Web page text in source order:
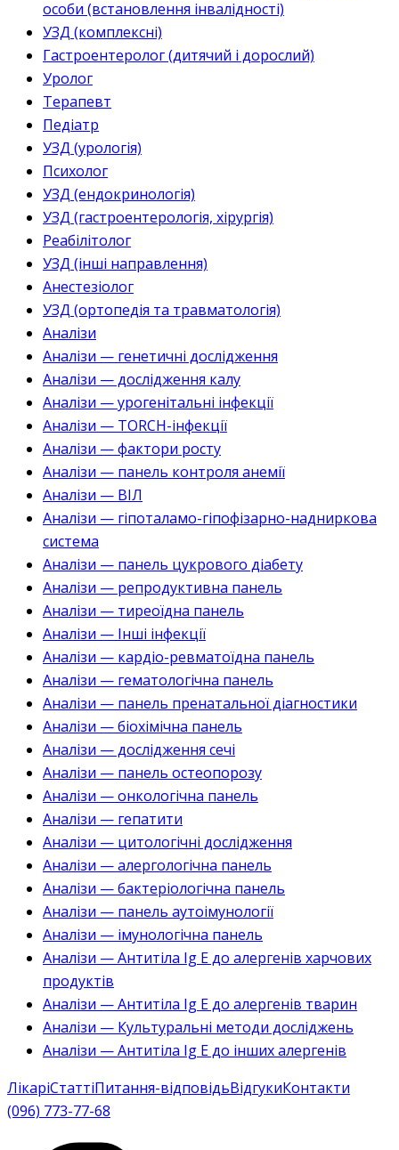
особи (встановлення інвалідності)
УЗД (комплексні)
Гастроентеролог (дитячий і дорослий)
Уролог
Терапевт
Педіатр
УЗД (урологія)
Психолог
УЗД (ендокринологія)
УЗД (гастроентерологія, хірургія)
Реабілітолог
УЗД (інші направлення)
Анестезіолог
УЗД (ортопедія та травматологія)
Аналізи
Аналізи — генетичні дослідження
Аналізи — дослідження калу
Аналізи — урогенітальні інфекції
Аналізи — TORCH-інфекції
Аналізи — фактори росту
Аналізи — панель контроля анемії
Аналізи — ВІЛ
Аналізи — гіпоталамо-гіпофізарно-надниркова
система
Аналізи — панель цукрового діабету
Аналізи — репродуктивна панель
Аналізи — тиреоїдна панель
Аналізи — Інші інфекції
Аналізи — кардіо-ревматоїдна панель
Аналізи — гематологічна панель
Аналізи — панель пренатальної діагностики
Аналізи — біохімічна панель
Аналізи — дослідження сечі
Аналізи — панель остеопорозу
Аналізи — онкологічна панель
Аналізи — гепатити
Аналізи — цитологічні дослідження
Аналізи — алергологічна панель
Аналізи — бактеріологічна панель
Аналізи — панель аутоімунології
Аналізи — імунологічна панель
Аналізи — Антитіла Ig E до алергенів харчових
продуктів
Аналізи — Антитіла Ig E до алергенів тварин
Аналізи — Культуральні методи досліджень
Аналізи — Антитіла Ig E до інших алергенів
ЛікаріСтаттіПитання-відповідьВідгукиКонтакти
(096) 773-77-68